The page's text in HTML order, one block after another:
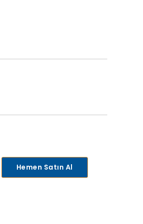
Hemen Satın Al